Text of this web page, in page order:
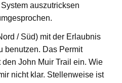
auszutricksen
/ Süd) mit der Erlaubnis
benutzen. Das Permit
John Muir Trail ein. Wie
nicht klar. Stellenweise ist